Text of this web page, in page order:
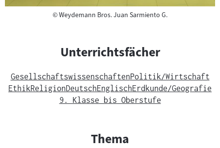
©Copyright
Weydemann Bros. Juan Sarmiento G.
Unterrichtsfächer
GesellschaftswissenschaftenPolitik/Wirtschaft
EthikReligionDeutschEnglischErdkunde/Geografie
9. Klasse bis Oberstufe
Thema